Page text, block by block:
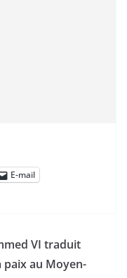
E-mail
VI traduit
paix au Moyen-